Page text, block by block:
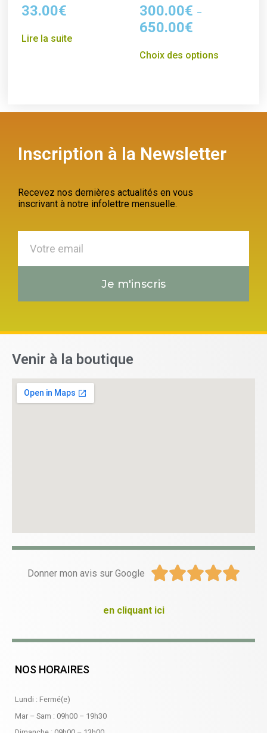
33.00€
Lire la suite
300.00€ –
650.00€
Choix des options
Inscription à la Newsletter
Recevez nos dernières actualités en vous
inscrivant à notre infolettre mensuelle.
Je m'inscris
Venir à la boutique
Donner mon avis sur Google 
en cliquant ici
NOS HORAIRES
Lundi : Fermé(e)
Mar – Sam : 09h00 – 19h30